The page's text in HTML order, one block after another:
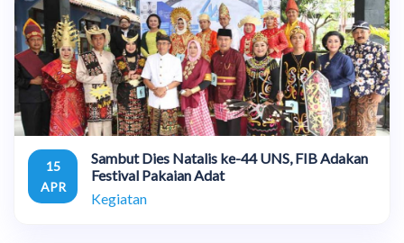
15
APR
Sambut Dies Natalis ke-44 UNS, FIB Adakan
Festival Pakaian Adat
Kegiatan